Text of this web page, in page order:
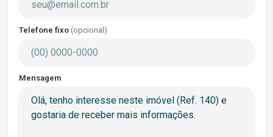
Telefone fixo (opcional)
Mensagem